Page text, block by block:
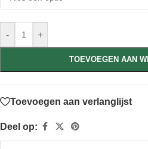
- +
TOEVOEGEN AAN
Toevoegen aan verlanglijst
Deel op: